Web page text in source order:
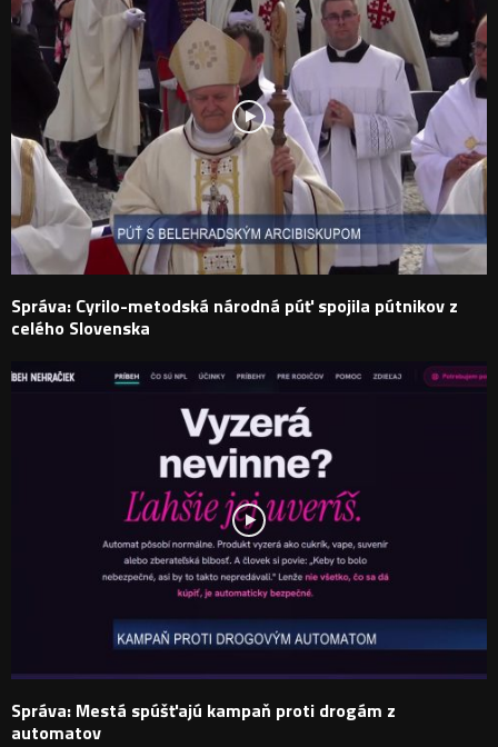
Správa: Cyrilo-metodská národná púť spojila pútnikov z
celého Slovenska
Správa: Mestá spúšťajú kampaň proti drogám z
automatov